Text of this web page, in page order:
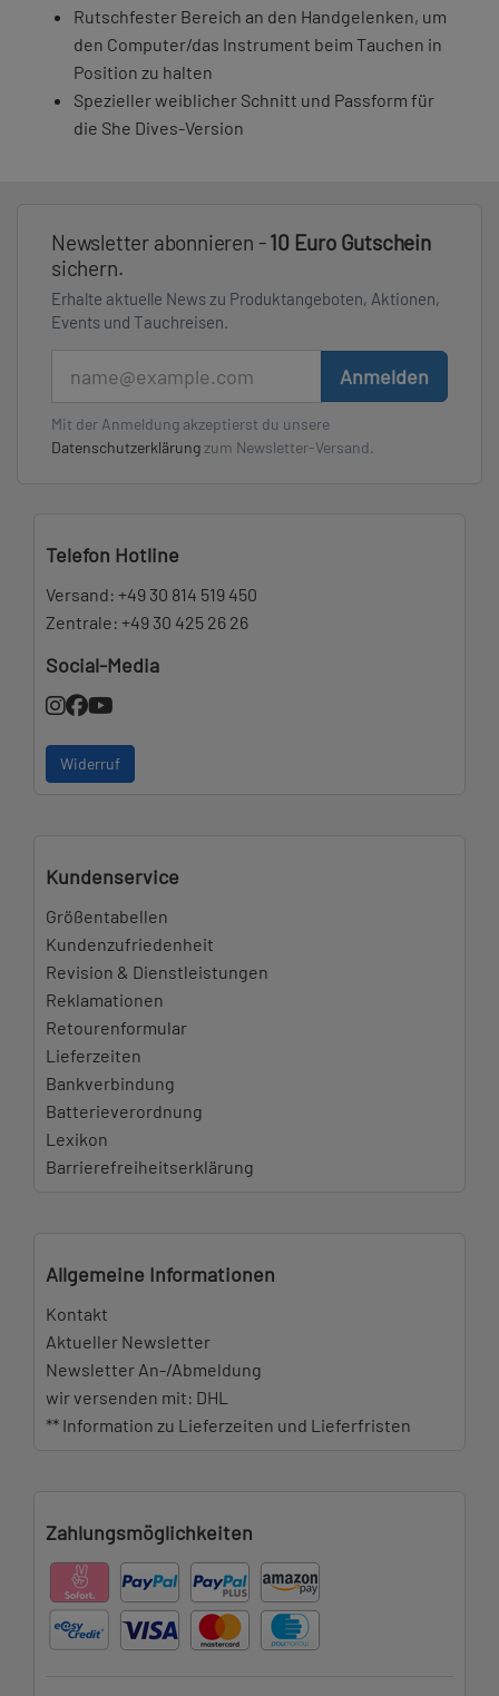
Rutschfester Bereich an den Handgelenken, um
den Computer/das Instrument beim Tauchen in
Position zu halten
Spezieller weiblicher Schnitt und Passform für
die She Dives-Version
Newsletter abonnieren -10 Euro Gutschein
sichern.
Erhalte aktuelle News zu Produktangeboten, Aktionen,
Events und Tauchreisen.
Anmelden
Mit der Anmeldung akzeptierst du unsere
Datenschutzerklärung zum Newsletter-Versand.
Telefon Hotline
Versand: +49 30 814 519 450
Zentrale: +49 30 425 26 26
Social-Media
Widerruf
Kundenservice
Größentabellen
Kundenzufriedenheit
Revision & Dienstleistungen
Reklamationen
Retourenformular
Lieferzeiten
Bankverbindung
Batterieverordnung
Lexikon
Barrierefreiheitserklärung
Allgemeine Informationen
Kontakt
Aktueller Newsletter
Newsletter An-/Abmeldung
wir versenden mit: DHL
** Information zu Lieferzeiten und Lieferfristen
Zahlungsmöglichkeiten